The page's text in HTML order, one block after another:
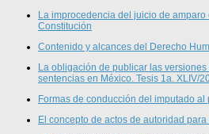
La improcedencia del juicio de amparo
Constitución
Contenido y alcances del Derecho
La obligación de publicar las
sentencias en México. Tesis 1a. XLIV/
Formas de conducción del imputado al
El concepto de actos de autoridad